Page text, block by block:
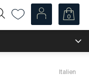
0
Italien